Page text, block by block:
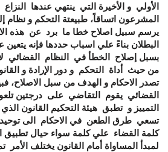
الأولي و الأخيرة التي ينتهي عندها النزاع
المشرعون اتساقاً، طبيعتة التحكم و نظام
يرسم سبيل اصلاح خطا ما برد عن هذه
البطلان بناءً علي اسباب حددها فإنه
بسبل إصلاح الخطأ في النظام القضائي
من حيث أداة التحكم و دور الإرادة و
تصدر الاحكام و الهدف من سبل الاصلاح،
القضائي يقوم التقاضي على درجتين
التمييز و تطبق هيئة التحكيم القانون
تسعي طرق الطعن في الاحكام الى توحيد
كلمة القضاء علي كلمة سواء حيال تطبيق
لمبدأ المساواة أمام القانون يختلف الأمر